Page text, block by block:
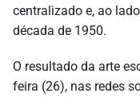
centralizado e, ao
década de 1950.
O resultado da arte
feira (26), nas redes